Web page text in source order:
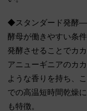
◆スタンダード発酵
酵母が働きやすい条
発酵させることでカ
アニューギニアのカ
ような香りを持ち、
での高温短時間乾燥
も特徴。